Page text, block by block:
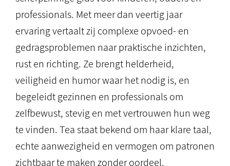
professionals. Met meer dan veertig jaar
ervaring vertaalt zij complexe opvoed- en
gedragsproblemen naar praktische inzichten,
rust en richting. Ze brengt helderheid,
veiligheid en humor waar het nodig is, en
begeleidt gezinnen en professionals om
zelfbewust, stevig en met vertrouwen hun weg
te vinden. Tea staat bekend om haar klare taal,
echte aanwezigheid en vermogen om patronen
zichtbaar te maken zonder oordeel.